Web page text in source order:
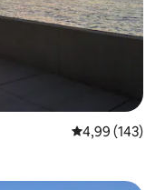
4,99 de uma
4,99 (143)